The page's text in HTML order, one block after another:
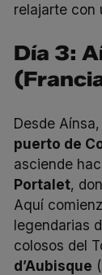
relajarte con
Día 3:
Desde
puerto de
asciende
Portalet,
Aquí
legendarias
colosos del
d’Aubisque